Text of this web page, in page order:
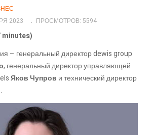
2023
ПРОСМОТРОВ: 5594
minutes)
– генеральный директор dewis group
, генеральный директор управляющей
Яков Чупров и технический директор
.